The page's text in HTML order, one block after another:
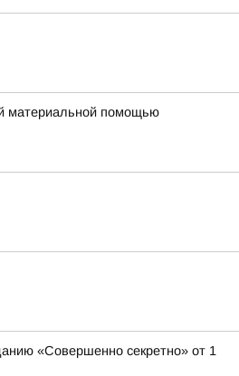
материальной помощью
«Совершенно секретно» от 1